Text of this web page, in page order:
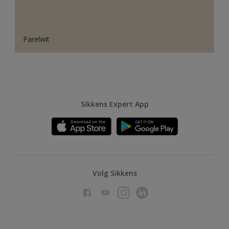
Parelwit
Sikkens Expert App
Volg Sikkens